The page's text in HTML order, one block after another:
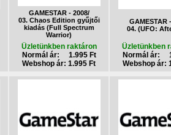
GAMESTAR - 2008/
03. Chaos Edition gyűjtői
kiadás (Full Spectrum
Warrior)
Üzletünkben raktáron
Normál ár: 1.995 Ft
Webshop ár: 1.995 Ft
GAMESTAR
04. (UFO:
Üzletünkben
Normál ár:
Webshop ár: